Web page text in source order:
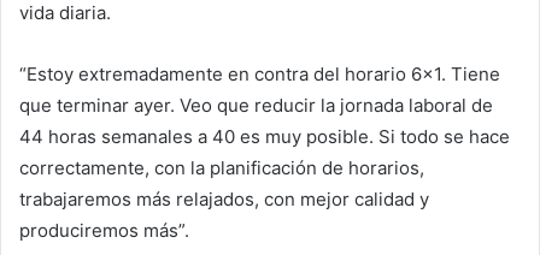
vida diaria.
“Estoy extremadamente en contra del horario 6×1. Tiene
que terminar ayer. Veo que reducir la jornada laboral de
44 horas semanales a 40 es muy posible. Si todo se hace
correctamente, con la planificación de horarios,
trabajaremos más relajados, con mejor calidad y
produciremos más”.